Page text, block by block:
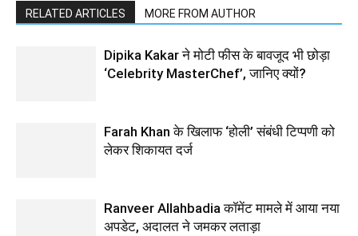
RELATED ARTICLES MORE FROM AUTHOR
Dipika Kakar ने मोटी फीस के बावजूद भी छोड़ा
‘Celebrity MasterChef’, जानिए क्यों?
Farah Khan के खिलाफ ‘होली’ संबंधी टिप्पणी को
लेकर शिकायत दर्ज
Ranveer Allahbadia कॉमेंट मामले में आया नया
अपडेट, अदालत ने जमकर लताड़ा